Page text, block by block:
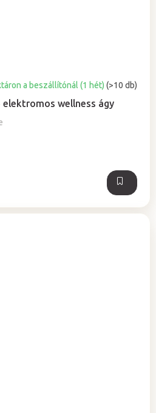
wellness ágy
a beszállítónál (1 hét) (>10 db)